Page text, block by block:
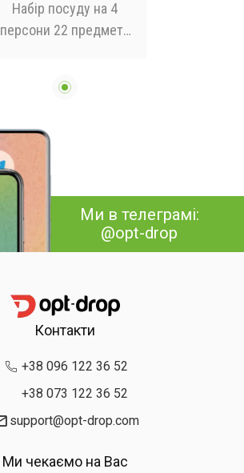
Набір посуду на 4
персони 22 предмети
Ми в телеграмі:
@opt-drop
Контакти
+38 096 122 36 52
+38 073 122 36 52
support@opt-drop.com
Ми чекаємо на Вас